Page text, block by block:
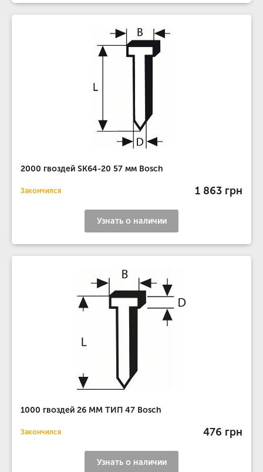
2000 гвоздей SK64-20 57 мм Bosch
Закончился 1 863 грн
Узнать о наличии
1000 гвоздей 26 MM ТИП 47 Bosch
Закончился 476 грн
Узнать о наличии